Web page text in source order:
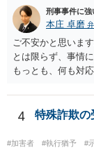
刑事事件に強
本庄 卓磨
ご不安かと思いま
とは限らず、事情
もっとも、何も対
めします。
4 特殊詐欺の
#加害者 #執行猶予 #